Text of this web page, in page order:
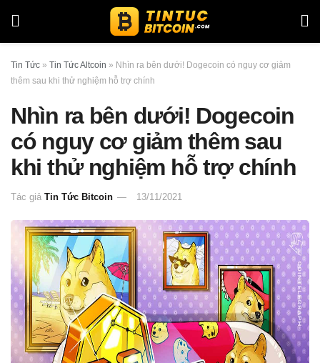
Tin Tức » Tin Tức Altcoin » Nhìn ra bên dưới! Dogecoin có nguy cơ giảm
thêm sau khi thử nghiệm hỗ trợ chính
Nhìn ra bên dưới! Dogecoin
có nguy cơ giảm thêm sau
khi thử nghiệm hỗ trợ chính
Tác giả Tin Tức Bitcoin 13/11/2021